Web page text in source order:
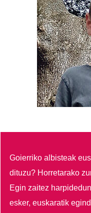
Goierriko albisteak
dituzu? Horretarako
Egin zaitez
esker, euskaratik